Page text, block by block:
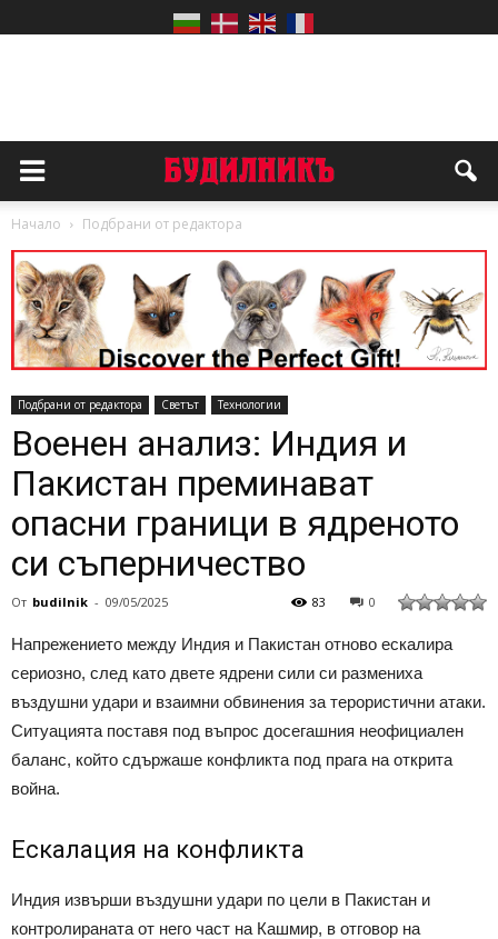
Начало Подбрани от редактора
Подбрани от редактора Светът Технологии
Военен анализ: Индия и
Пакистан преминават
опасни граници в ядреното
си съперничество
От budilnik - 09/05/2025 0
83
Напрежението между Индия и Пакистан отново ескалира
сериозно, след като двете ядрени сили си размениха
въздушни удари и взаимни обвинения за терористични атаки.
Ситуацията поставя под въпрос досегашния неофициален
баланс, който сдържаше конфликта под прага на открита
война.
Ескалация на конфликта
Индия извърши въздушни удари по цели в Пакистан и
контролираната от него част на Кашмир, в отговор на